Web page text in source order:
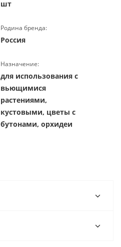
шт
Родина бренда:
Россия
Назначение:
для использования с
вьющимися
растениями,
кустовыми, цветы с
бутонами, орхидеи